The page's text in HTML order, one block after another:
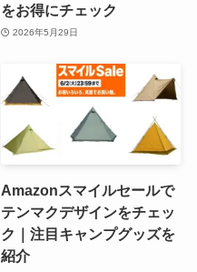
をお得にチェック
2026年5月29日
Amazonスマイルセールで
テンマクデザインをチェッ
ク｜注目キャンプグッズを
紹介